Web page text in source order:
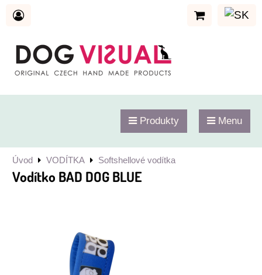
Produkty Menu
Úvod VODÍTKA Softshellové vodítka
Vodítko BAD DOG BLUE